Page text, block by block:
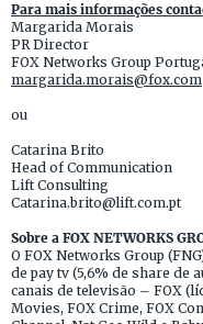
Para mais informações
Margarida Morais
PR Director
FOX Networks Group
margarida.morais@fox.com
ou
Catarina Brito
Head of Communication
Lift Consulting
Catarina.brito@lift.com.pt
Sobre a FOX NETWORKS
O FOX Networks Group
de pay tv (5,6% de share de
canais de televisão – FOX
Movies, FOX Crime, FOX